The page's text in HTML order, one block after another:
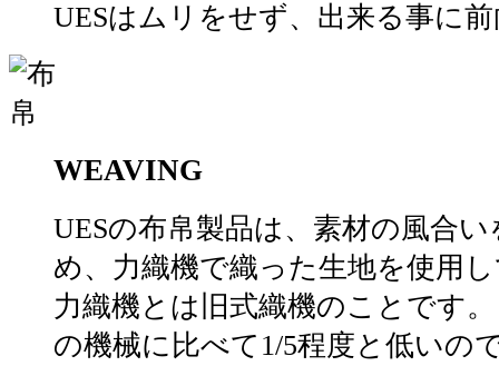
UESはムリをせず、出来る事に
WEAVING
UESの布帛製品は、素材の風合
め、力織機で織った生地を使用
力織機とは旧式織機のことです
の機械に比べて1/5程度と低いの